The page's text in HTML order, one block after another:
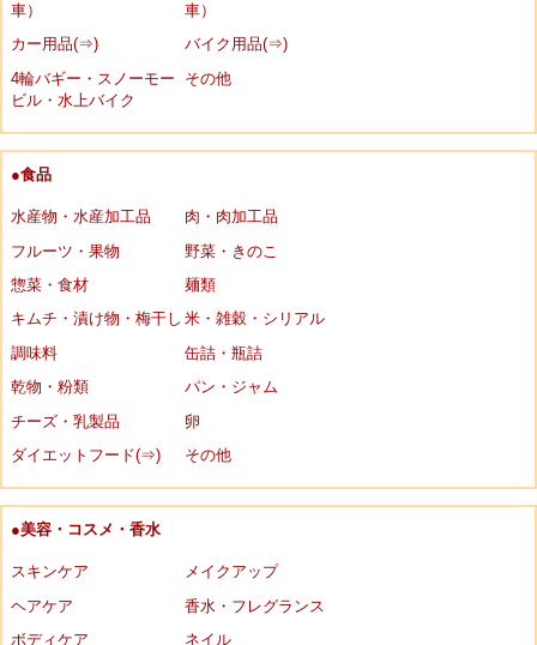
車）
車）
カー用品(⇒)
バイク用品(⇒)
4輪バギー・スノーモー
ビル・水上バイク
その他
●食品
水産物・水産加工品
肉・肉加工品
フルーツ・果物
野菜・きのこ
惣菜・食材
麺類
キムチ・漬け物・梅干し 米・雑穀・シリアル
調味料
缶詰・瓶詰
乾物・粉類
パン・ジャム
チーズ・乳製品
卵
ダイエットフード(⇒)
その他
●美容・コスメ・香水
スキンケア
メイクアップ
ヘアケア
香水・フレグランス
ボディケア
ネイル